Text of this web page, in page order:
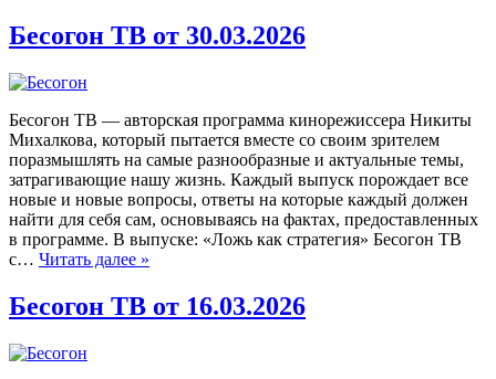
Бесогон ТВ от 30.03.2026
Бесогон ТВ — авторская программа кинорежиссера Никиты
Михалкова, который пытается вместе со своим зрителем
поразмышлять на самые разнообразные и актуальные темы,
затрагивающие нашу жизнь. Каждый выпуск порождает все
новые и новые вопросы, ответы на которые каждый должен
найти для себя сам, основываясь на фактах, предоставленных
в программе. В выпуске: «Ложь как стратегия» Бесогон ТВ
с… Читать далее »
Бесогон ТВ от 16.03.2026